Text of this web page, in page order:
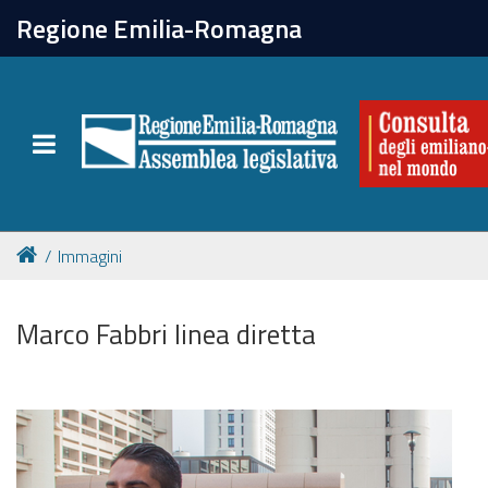
Regione Emilia-Romagna
Toggle navigation
chiudi
Attività
Per chi vive all'estero
Immagini
Marco Fabbri linea diretta